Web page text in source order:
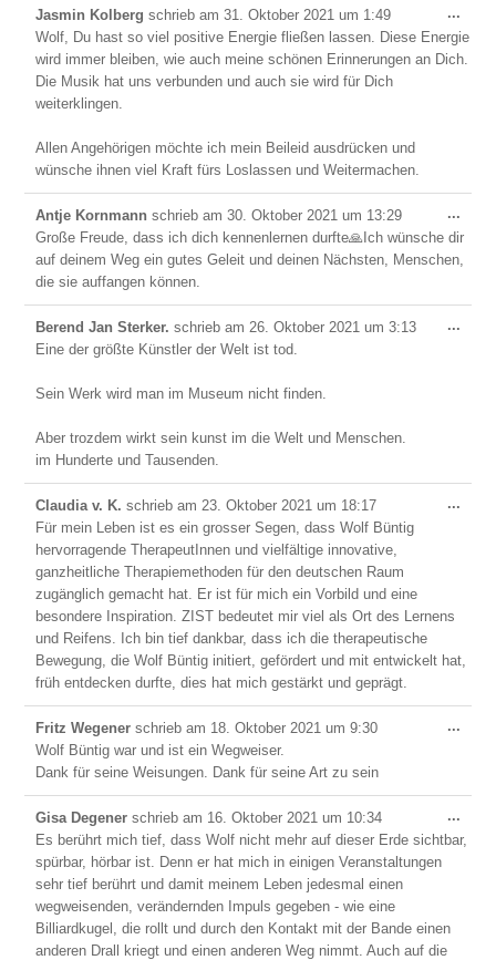
Jasmin Kolbergschrieb am 31. Oktober 2021 um 1:49
Wolf, Du hast so viel positive Energie fließen lassen. Diese Energie
wird immer bleiben, wie auch meine schönen Erinnerungen an Dich.
Die Musik hat uns verbunden und auch sie wird für Dich
weiterklingen.
Allen Angehörigen möchte ich mein Beileid ausdrücken und
wünsche ihnen viel Kraft fürs Loslassen und Weitermachen.
...
ein-/
Antje Kornmannschrieb am 30. Oktober 2021 um 13:29
Große Freude, dass ich dich kennenlernen durfte🙏Ich wünsche dir
auf deinem Weg ein gutes Geleit und deinen Nächsten, Menschen,
die sie auffangen können.
...
ein-/
Berend Jan Sterker.schrieb am 26. Oktober 2021 um 3:13
Eine der größte Künstler der Welt ist tod.
Sein Werk wird man im Museum nicht finden.
Aber trozdem wirkt sein kunst im die Welt und Menschen.
im Hunderte und Tausenden.
...
Claudia v. K.schrieb am 23. Oktober 2021 um 18:17
Für mein Leben ist es ein grosser Segen, dass Wolf Büntig
hervorragende TherapeutInnen und vielfältige innovative,
ganzheitliche Therapiemethoden für den deutschen Raum
zugänglich gemacht hat. Er ist für mich ein Vorbild und eine
besondere Inspiration. ZIST bedeutet mir viel als Ort des Lernens
und Reifens. Ich bin tief dankbar, dass ich die therapeutische
Bewegung, die Wolf Büntig initiert, gefördert und mit entwickelt hat,
früh entdecken durfte, dies hat mich gestärkt und geprägt.
...
Fritz Wegenerschrieb am 18. Oktober 2021 um 9:30
Wolf Büntig war und ist ein Wegweiser.
Dank für seine Weisungen. Dank für seine Art zu sein
...
Gisa Degenerschrieb am 16. Oktober 2021 um 10:34
Es berührt mich tief, dass Wolf nicht mehr auf dieser Erde sichtbar,
spürbar, hörbar ist. Denn er hat mich in einigen Veranstaltungen
sehr tief berührt und damit meinem Leben jedesmal einen
wegweisenden, verändernden Impuls gegeben - wie eine
Billiardkugel, die rollt und durch den Kontakt mit der Bande einen
anderen Drall kriegt und einen anderen Weg nimmt. Auch auf die
...
ein-/